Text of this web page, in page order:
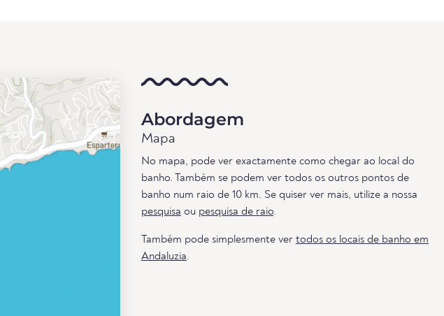
Abordagem
Mapa
No mapa, pode ver exactamente como chegar ao local do
banho. Também se podem ver todos os outros pontos de
banho num raio de 10 km. Se quiser ver mais, utilize a nossa
pesquisa ou pesquisa de raio.
Também pode simplesmente ver todos os locais de banho em
Andaluzia.